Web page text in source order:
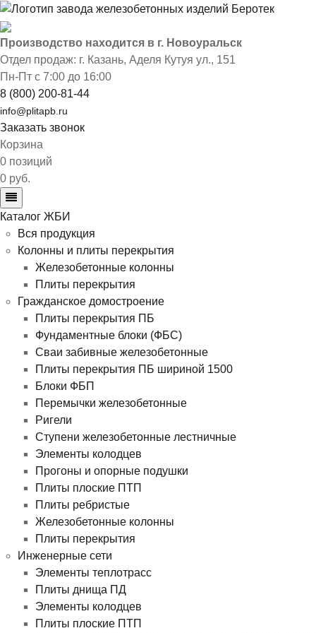
Производство находится в г. Новоуральск
Отдел продаж: г. Казань, Аделя Кутуя ул., 151
Пн-Пт с 7:00 до 16:00
8 (800) 200-81-44
info@plitapb.ru
Заказать звонок
Корзина
0 позиций
0 руб.
Каталог ЖБИ
Вся продукция
Колонны и плиты перекрытия
Железобетонные колонны
Плиты перекрытия
Гражданское домостроение
Плиты перекрытия ПБ
Фундаментные блоки (ФБС)
Сваи забивные железобетонные
Плиты перекрытия ПБ шириной 1500
Блоки ФБП
Перемычки железобетонные
Ригели
Ступени железобетонные лестничные
Элементы колодцев
Прогоны и опорные подушки
Плиты плоские ПТП
Плиты ребристые
Железобетонные колонны
Плиты перекрытия
Инженерные сети
Элементы теплотрасс
Плиты днища ПД
Элементы колодцев
Плиты плоские ПТП